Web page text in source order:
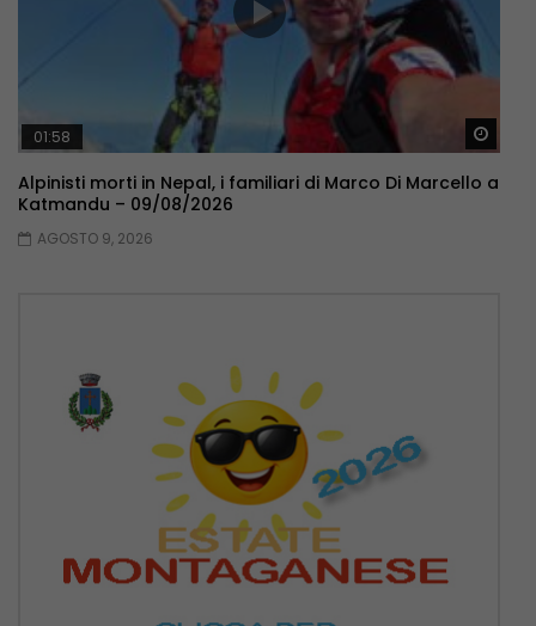
01:58
Alpinisti morti in Nepal, i familiari di Marco Di Marcello a
Katmandu – 09/08/2026
AGOSTO 9, 2026